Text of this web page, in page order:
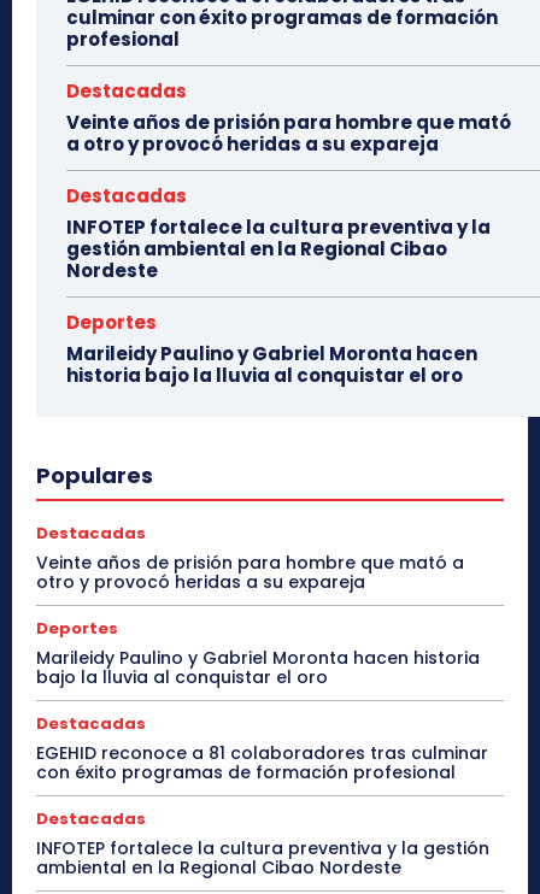
culminar con éxito programas de formación
profesional
Destacadas
Veinte años de prisión para hombre que mató
a otro y provocó heridas a su expareja
Destacadas
INFOTEP fortalece la cultura preventiva y la
gestión ambiental en la Regional Cibao
Nordeste
Deportes
Marileidy Paulino y Gabriel Moronta hacen
historia bajo la lluvia al conquistar el oro
Populares
Destacadas
Veinte años de prisión para hombre que mató a
otro y provocó heridas a su expareja
Deportes
Marileidy Paulino y Gabriel Moronta hacen historia
bajo la lluvia al conquistar el oro
Destacadas
EGEHID reconoce a 81 colaboradores tras culminar
con éxito programas de formación profesional
Destacadas
INFOTEP fortalece la cultura preventiva y la gestión
ambiental en la Regional Cibao Nordeste